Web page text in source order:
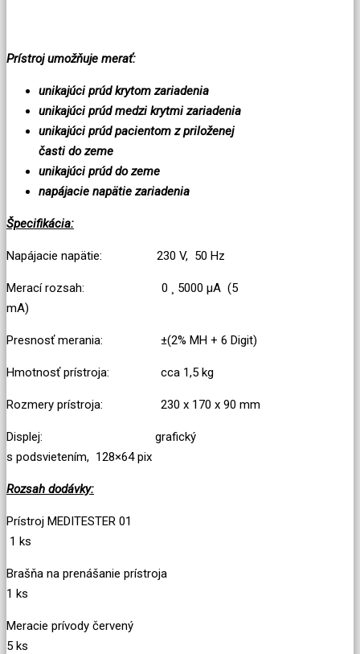
Prístroj umožňuje merať:
unikajúci prúd krytom zariadenia
unikajúci prúd medzi krytmi zariadenia
unikajúci prúd pacientom z priloženej
časti do zeme
unikajúci prúd do zeme
napájacie napätie zariadenia
Špecifikácia:
Napájacie napätie: 230 V, 50 Hz
Merací rozsah: 0 ¸ 5000 µA (5
mA)
Presnosť merania: ±(2% MH + 6 Digit)
Hmotnosť prístroja: cca 1,5 kg
Rozmery prístroja: 230 x 170 x 90 mm
Displej: grafický
s podsvietením, 128×64 pix
Rozsah dodávky:
Prístroj MEDITESTER 01
1 ks
Brašňa na prenášanie prístroja
1 ks
Meracie prívody červený
5 ks